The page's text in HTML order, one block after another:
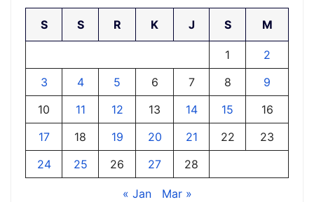
S S R K J S M
1
2
3
4 5 6 7 8
9
10
11 12 13 14 15
16
17
18 19 20 21 22
23
24
25 26 27 28
« Jan Mar »